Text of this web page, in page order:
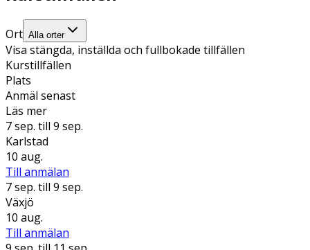
Ort Alla orter
Visa stängda, inställda och fullbokade tillfällen
Kurstillfällen
Plats
Anmäl senast
Läs mer
7 sep. till 9 sep.
Karlstad
10 aug.
Till anmälan
7 sep. till 9 sep.
Växjö
10 aug.
Till anmälan